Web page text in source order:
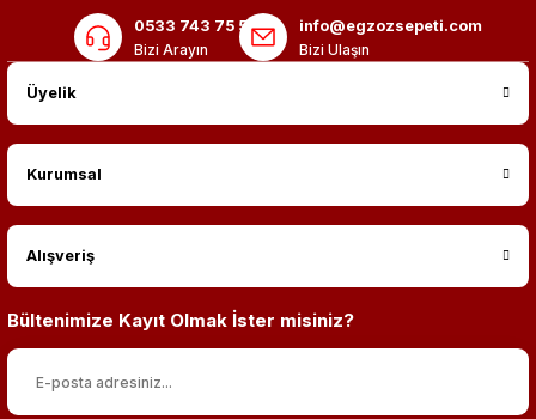
0533 743 75 56
Bizi Arayın
info@egzozsepeti.com
Bizi Ulaşın
Üyelik
Kurumsal
Alışveriş
Bültenimize Kayıt Olmak İster misiniz?